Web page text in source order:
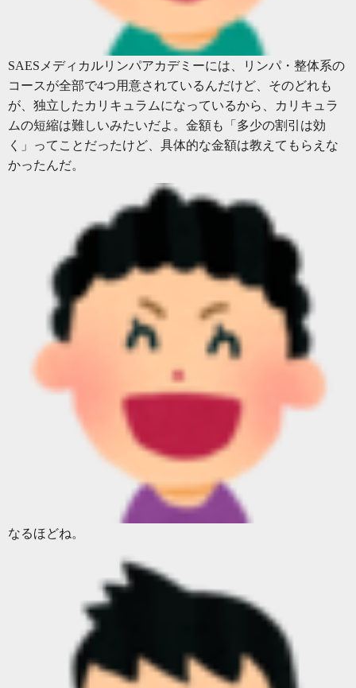
SAESメディカルリンパアカデミーには、リンパ・整体系の
コースが全部で4つ用意されているんだけど、そのどれも
が、独立したカリキュラムになっているから、カリキュラ
ムの短縮は難しいみたいだよ。金額も「多少の割引は効
く」ってことだったけど、具体的な金額は教えてもらえな
かったんだ。
なるほどね。